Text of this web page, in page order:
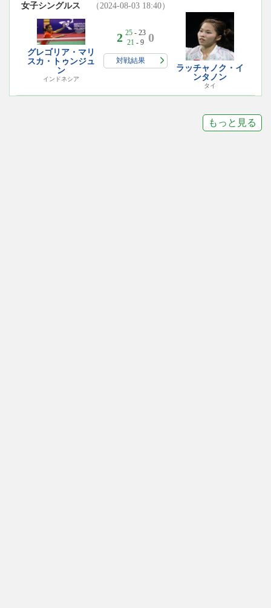
女子シングルス （2024-08-03 18:40）
グレゴリア・マリ
スカ・トゥンジュ
ン
インドネシア
2 25- 23
21 - 9 0
対戦結果
ラッチャノク・イ
ンタノン
タイ
もっと見る